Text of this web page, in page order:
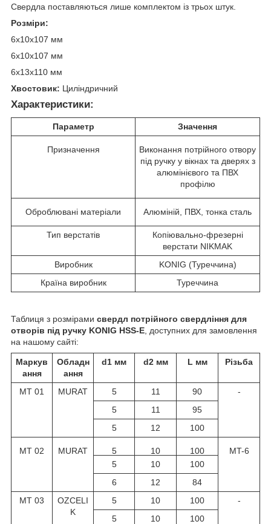
Свердла поставляються лише комплектом із трьох штук.
Розміри:
6х10х107 мм
6х10х107 мм
6х13х110 мм
Хвостовик: Циліндричний
Характеристики:
Параметр Значення
Призначення
Виконання потрійного отвору
під ручку у вікнах та дверях з
алюмінієвого та ПВХ
профілю
Оброблювані матеріали Алюміній, ПВХ, тонка сталь
Тип верстатів
Копіювально-фрезерні
верстати NIKMAK
Виробник
KONIG (Туреччина)
Країна виробник
Туреччина
Таблиця з розмірами свердл потрійного свердління для
отворів під ручку KONIG HSS-E , доступних для замовлення
на нашому сайті:
Маркув
ання
Обладн
ання
d1 мм d2мм L мм Різьба
MT 01 MURAT 5 11 90
-
5
11
95
5
12 100
MT 02 MURAT 5 10 100
MT-6
5
10
100
6
12
84
MT 03
OZCELI
K
5 10 100
-
5
10
100